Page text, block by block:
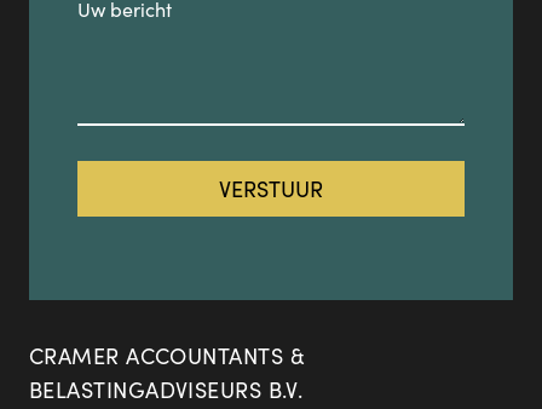
CRAMER ACCOUNTANTS &
BELASTINGADVISEURS B.V.